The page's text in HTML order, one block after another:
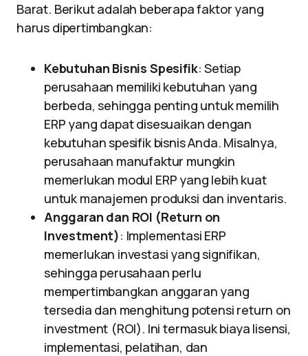
Barat. Berikut adalah beberapa faktor yang
harus dipertimbangkan:
Kebutuhan Bisnis Spesifik: Setiap
perusahaan memiliki kebutuhan yang
berbeda, sehingga penting untuk memilih
ERP yang dapat disesuaikan dengan
kebutuhan spesifik bisnis Anda. Misalnya,
perusahaan manufaktur mungkin
memerlukan modul ERP yang lebih kuat
untuk manajemen produksi dan inventaris.
Anggaran dan ROI (Return on
Investment): Implementasi ERP
memerlukan investasi yang signifikan,
sehingga perusahaan perlu
mempertimbangkan anggaran yang
tersedia dan menghitung potensi return on
investment (ROI). Ini termasuk biaya lisensi,
implementasi, pelatihan, dan